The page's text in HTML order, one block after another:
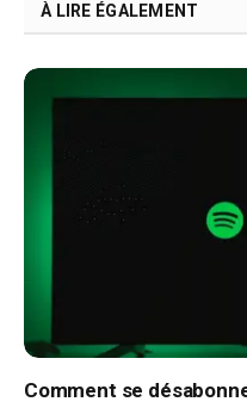
À LIRE ÉGALEMENT
Comment se